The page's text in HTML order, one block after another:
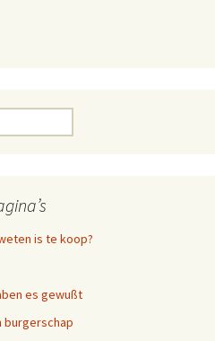
is te koop?
es gewußt
burgerschap